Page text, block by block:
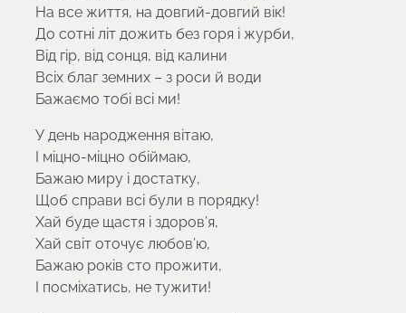
На все життя, на довгий-довгий вік!
До сотні літ дожить без горя і журби,
Від гір, від сонця, від калини
Всіх благ земних – з роси й води
Бажаємо тобі всі ми!
У день народження вітаю,
І міцно-міцно обіймаю,
Бажаю миру і достатку,
Щоб справи всі були в порядку!
Хай буде щастя і здоров’я,
Хай світ оточує любов’ю,
Бажаю років сто прожити,
І посміхатись, не тужити!